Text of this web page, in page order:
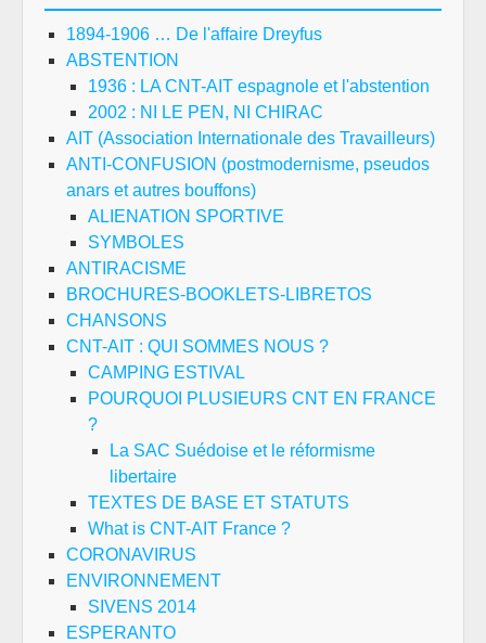
1894-1906 … De l'affaire Dreyfus
ABSTENTION
1936 : LA CNT-AIT espagnole et l'abstention
2002 : NI LE PEN, NI CHIRAC
AIT (Association Internationale des Travailleurs)
ANTI-CONFUSION (postmodernisme, pseudos
anars et autres bouffons)
ALIENATION SPORTIVE
SYMBOLES
ANTIRACISME
BROCHURES-BOOKLETS-LIBRETOS
CHANSONS
CNT-AIT : QUI SOMMES NOUS ?
CAMPING ESTIVAL
POURQUOI PLUSIEURS CNT EN FRANCE
?
La SAC Suédoise et le réformisme
libertaire
TEXTES DE BASE ET STATUTS
What is CNT-AIT France ?
CORONAVIRUS
ENVIRONNEMENT
SIVENS 2014
ESPERANTO